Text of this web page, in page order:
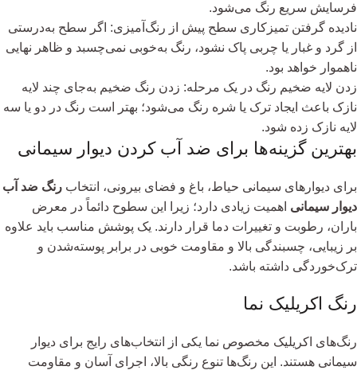
فرسایش سریع رنگ می‌شود.
نادیده گرفتن تمیزکاری سطح پیش از رنگ‌آمیزی: اگر سطح به‌درستی
از گرد و غبار یا چربی پاک نشود، رنگ به‌خوبی نمی‌چسبد و ظاهر نهایی
ناهموار خواهد بود.
زدن لایه ضخیم رنگ در یک مرحله: زدن رنگ ضخیم به‌جای چند لایه
نازک باعث ایجاد ترک یا شره رنگ می‌شود؛ بهتر است رنگ در دو یا سه
لایه نازک زده شود.
بهترین گزینه‌ها برای ضد آب کردن دیوار سیمانی
برای دیوارهای سیمانی حیاط، باغ و فضای بیرونی، انتخاب رنگ ضد آب
دیوار سیمانی اهمیت زیادی دارد؛ زیرا این سطوح دائماً در معرض
باران، رطوبت و تغییرات دما قرار دارند. یک پوشش مناسب باید علاوه
بر زیبایی، چسبندگی بالا و مقاومت خوبی در برابر پوسته‌شدن و
ترک‌خوردگی داشته باشد.
رنگ اکریلیک نما
رنگ‌های اکریلیک مخصوص نما یکی از انتخاب‌های رایج برای دیوار
سیمانی هستند. این رنگ‌ها تنوع رنگی بالا، اجرای آسان و مقاومت